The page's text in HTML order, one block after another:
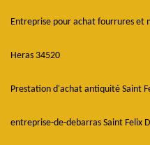
Entreprise pour achat fourrures et
Heras 34520
Prestation d'achat antiquité Saint
entreprise-de-debarras Saint Felix